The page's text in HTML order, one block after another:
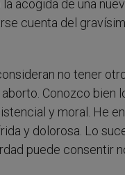
acogida de una
cuenta del
no tener
Conozco bien
y moral. He
y dolorosa. Lo
puede consentir